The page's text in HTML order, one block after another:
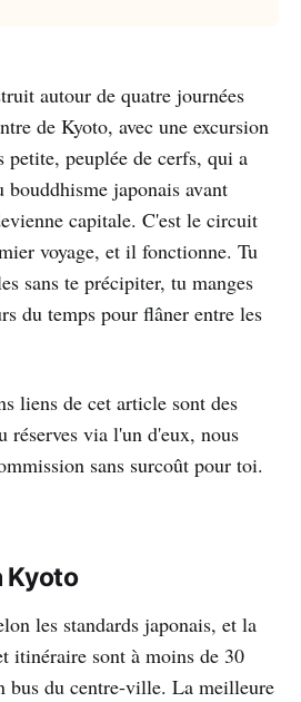
autour de quatre journées
de Kyoto, avec une excursion
peuplée de cerfs, qui a
bouddhisme japonais avant
capitale. C'est le circuit
voyage, et il fonctionne. Tu
sans te précipiter, tu manges
du temps pour flâner entre les
liens de cet article sont des
via l'un d'eux, nous
sans surcoût pour toi.
Kyoto
les standards japonais, et la
itinéraire sont à moins de 30
bus du centre-ville. La meilleure